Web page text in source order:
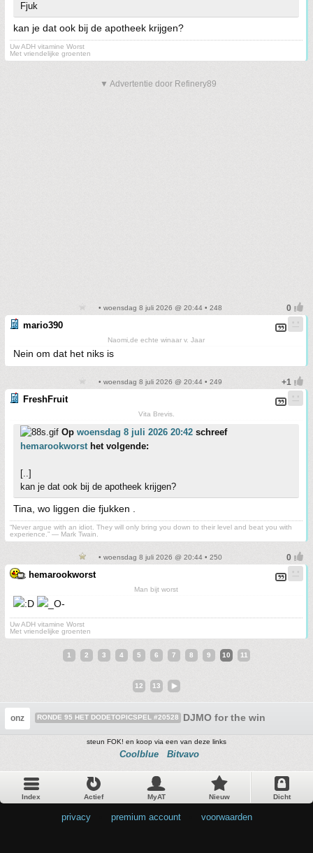
Fjuk
kan je dat ook bij de apotheek krijgen?
Uw ADH vitamine Worst
Met vriendelijke groenten
▼ Advertentie door Refinery89
• woensdag 8 juli 2026 @ 20:44 • 248
mario390
Naomi,de echte winaar v. Jaar
Nein om dat het niks is
• woensdag 8 juli 2026 @ 20:44 • 249
FreshFruit
Vita Brevis.
Op woensdag 8 juli 2026 20:42 schreef
hemarookworsthet volgende:
[..]
kan je dat ook bij de apotheek krijgen?
Tina, wo liggen die fjukken .
“Never argue with an idiot. They will only bring you down to their level and beat you with
experience.” ― Mark Twain.
• woensdag 8 juli 2026 @ 20:44 • 250
hemarookworst
Man bijt worst
Uw ADH vitamine Worst
Met vriendelijke groenten
1 2 3 4 5 6 7 8 9 10 11
12 13
onz RONDE 95 HET DODETOPICSPEL #20528 DJMO for the win
steun FOK! en koop via een van deze links
Coolblue Bitvavo
Index Actief MyAT Nieuw Dicht
privacy premium account voorwaarden